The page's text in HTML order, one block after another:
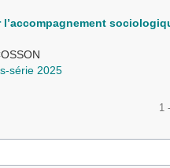
série 2025
1